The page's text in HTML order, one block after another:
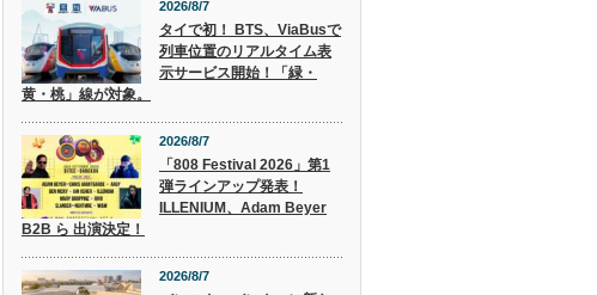
2026/8/7
タイで初！ BTS、ViaBusで
列車位置のリアルタイム表
示サービス開始！「緑・
黄・桃」線が対象。
2026/8/7
「808 Festival 2026」第1
弾ラインアップ発表！
ILLENIUM、Adam Beyer
B2B ら 出演決定！
2026/8/7